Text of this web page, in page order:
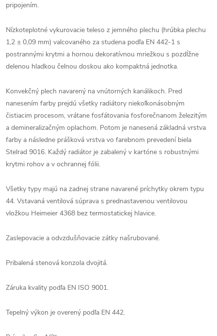
pripojením.
Nízkoteplotné vykurovacie teleso z jemného plechu (hrúbka plechu
1,2 ± 0,09 mm) valcovaného za studena podľa EN 442-1 s
postrannými krytmi a hornou dekoratívnou mriežkou s pozdĺžne
delenou hladkou čelnou doskou ako kompaktná jednotka.
Konvekčný plech navarený na vnútorných kanálikoch. Pred
nanesením farby prejdú všetky radiátory niekoľkonásobným
čistiacim procesom, vrátane fosfátovania fosforečnanom železitým
a demineralizačným oplachom. Potom je nanesená základná vrstva
farby a následne prášková vrstva vo farebnom prevedení biela
Stelrad 9016. Každý radiátor je zabalený v kartóne s robustnými
krytmi rohov a v ochrannej fólii.
Všetky typy majú na zadnej strane navarené príchytky okrem typu
44. Vstavaná ventilová súprava s prednastavenou ventilovou
vložkou Heimeier 4368 bez termostatickej hlavice.
Zaslepovacie a odvzdušňovacie zátky našrubované.
Pribalená stenová konzola dvojitá.
Záruka kvality podľa EN ISO 9001.
Tepelný výkon je overený podľa EN 442.